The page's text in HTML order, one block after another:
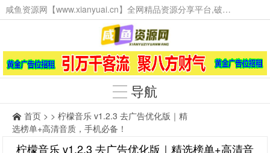
咸鱼资源网【www.xianyuai.cn】全网精品资源分享平台,破解软件,技术源码,火爆项目,工具辅助,这里无所不有。
导航
首页 > > 柠檬音乐 v1.2.3 去广告优化版｜精
选榜单+高清音质，手机必备！
柠檬音乐 v1.2.3 去广告优化版｜精选榜单+高清音